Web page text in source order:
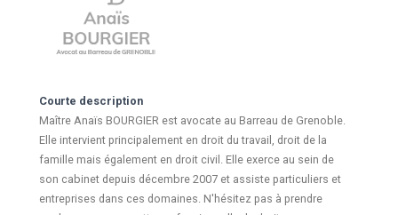
Courte description
Maître Anaïs BOURGIER est avocate au Barreau de Grenoble.
Elle intervient principalement en droit du travail, droit de la
famille mais également en droit civil. Elle exerce au sein de
son cabinet depuis décembre 2007 et assiste particuliers et
entreprises dans ces domaines. N'hésitez pas à prendre